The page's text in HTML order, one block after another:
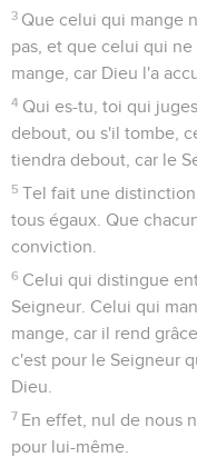
3 Que celui qui mange
pas, et que celui qui
mange, car Dieu l'a
4 Qui es-tu, toi qui
debout, ou s'il tombe,
tiendra debout, car le
5 Tel fait une
tous égaux. Que
conviction.
6 Celui qui distingue
Seigneur. Celui qui
mange, car il rend
c'est pour le Seigneur
Dieu.
7 En effet, nul de nous
pour lui-même.